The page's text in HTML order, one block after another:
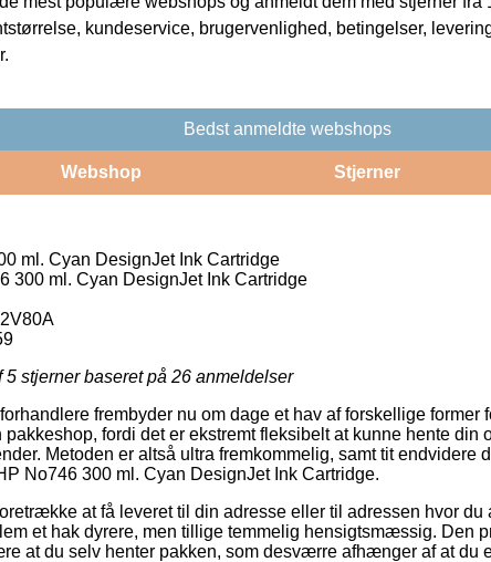
kundeservice, brugervenlighed, betingelser,
Bedst anmeldte webshops
Webshop Stjerner
ml. Cyan DesignJet Ink Cartridge
300 ml. Cyan DesignJet Ink Cartridge
5 stjerner baseret på 26 anmeldelser
frembyder nu om dage et hav af forskellige former
pakkeshop, fordi det er ekstremt fleksibelt at kunne hente
Metoden er altså ultra fremkommelig, samt tit endvidere
No746 300 ml. Cyan DesignJet Ink Cartridge.
at få leveret til din adresse eller til adressen hvor du
et hak dyrere, men tillige temmelig hensigtsmæssig. Den
at du selv henter pakken, som desværre afhænger af at du